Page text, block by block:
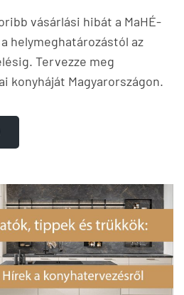
vásárlási hibát a MaHÉ-
helymeghatározástól az
Tervezze meg
konyháját Magyarországon.